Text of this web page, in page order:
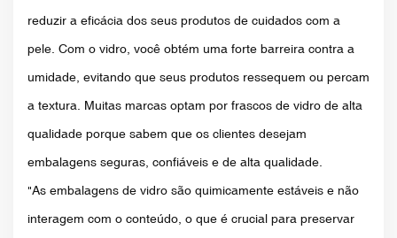
reduzir a eficácia dos seus produtos de cuidados com a
pele. Com o vidro, você obtém uma forte barreira contra a
umidade, evitando que seus produtos ressequem ou percam
a textura. Muitas marcas optam por frascos de vidro de alta
qualidade porque sabem que os clientes desejam
embalagens seguras, confiáveis ​​e de alta qualidade.
"As embalagens de vidro são quimicamente estáveis ​​e não
interagem com o conteúdo, o que é crucial para preservar